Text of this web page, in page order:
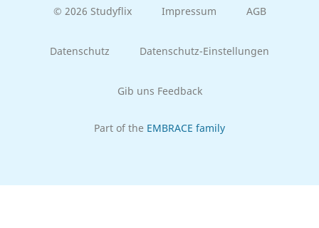
© 2026 Studyflix Impressum AGB
Datenschutz Datenschutz-Einstellungen
Gib uns Feedback
Part of the EMBRACE family